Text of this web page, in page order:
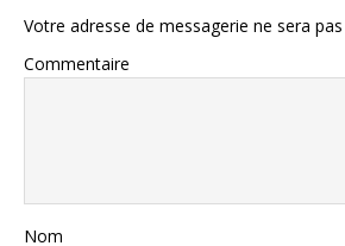
Votre adresse de messagerie ne sera
Commentaire
Nom